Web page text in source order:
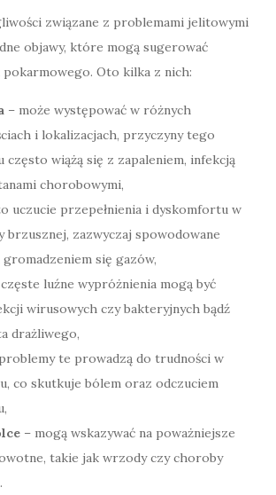
związane z problemami jelitowymi
objawy, które mogą sugerować
pokarmowego. Oto kilka z nich:
– może występować w różnych
i lokalizacjach, przyczyny tego
często wiążą się z zapaleniem, infekcją
chorobowymi,
uczucie przepełnienia i dyskomfortu w
brzusznej, zazwyczaj spowodowane
gromadzeniem się gazów,
luźne wypróżnienia mogą być
wirusowych czy bakteryjnych bądź
drażliwego,
te prowadzą do trudności w
co skutkuje bólem oraz odczuciem
– mogą wskazywać na poważniejsze
takie jak wrzody czy choroby